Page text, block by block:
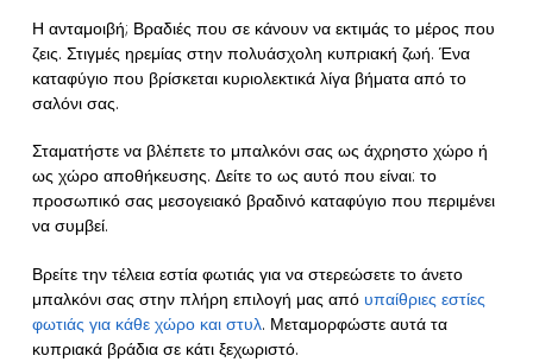
Η ανταμοιβή; Βραδιές που σε κάνουν να εκτιμάς το μέρος που
ζεις. Στιγμές ηρεμίας στην πολυάσχολη κυπριακή ζωή. Ένα
καταφύγιο που βρίσκεται κυριολεκτικά λίγα βήματα από το
σαλόνι σας.
Σταματήστε να βλέπετε το μπαλκόνι σας ως άχρηστο χώρο ή
ως χώρο αποθήκευσης. Δείτε το ως αυτό που είναι: το
προσωπικό σας μεσογειακό βραδινό καταφύγιο που περιμένει
να συμβεί.
Βρείτε την τέλεια εστία φωτιάς για να στερεώσετε το άνετο
μπαλκόνι σας στην πλήρη επιλογή μας από υπαίθριες εστίες
φωτιάς για κάθε χώρο και στυλ. Μεταμορφώστε αυτά τα
κυπριακά βράδια σε κάτι ξεχωριστό.